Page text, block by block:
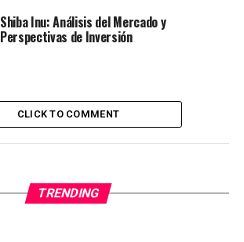
Shiba Inu: Análisis del Mercado y
Perspectivas de Inversión
CLICK TO COMMENT
TRENDING